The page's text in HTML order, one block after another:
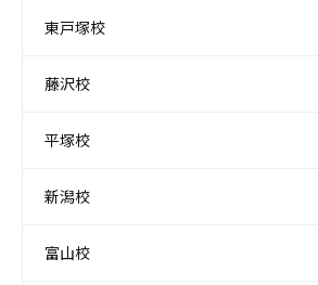
東戸塚校
藤沢校
平塚校
新潟校
富山校